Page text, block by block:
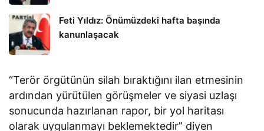
Feti Yıldız: Önümüzdeki hafta başında
kanunlaşacak
“Terör örgütünün silah bıraktığını ilan etmesinin
ardından yürütülen görüşmeler ve siyasi uzlaşı
sonucunda hazırlanan rapor, bir yol haritası
olarak uygulanmayı beklemektedir” diyen